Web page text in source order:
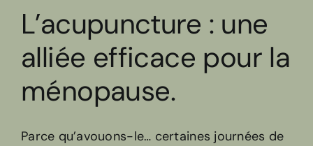
L’acupuncture : une
alliée efficace pour la
ménopause.
Parce qu’avouons-le… certaines journées de